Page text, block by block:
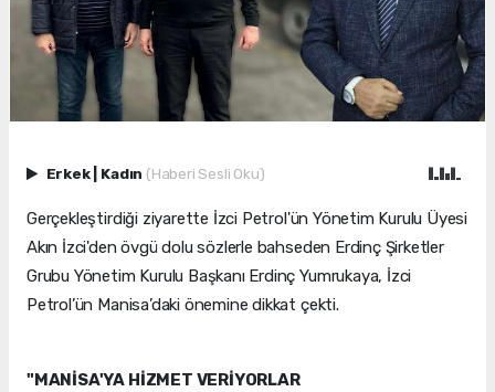
Erkek Kadın (Haberi Sesli Oku)
Gerçekleştirdiği ziyarette İzci Petrol'ün Yönetim Kurulu Üyesi
Akın İzci'den övgü dolu sözlerle bahseden Erdinç Şirketler
Grubu Yönetim Kurulu Başkanı Erdinç Yumrukaya, İzci
Petrol’ün Manisa’daki önemine dikkat çekti.
"MANİSA'YA HİZMET VERİYORLAR